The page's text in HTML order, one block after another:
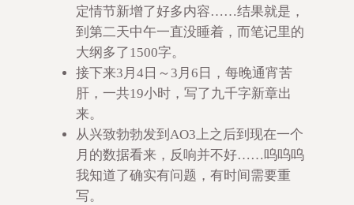
定情节新增了好多内容……结果就是，
到第二天中午一直没睡着，而笔记里的
大纲多了1500字。
接下来3月4日～3月6日，每晚通宵苦
肝，一共19小时，写了九千字新章出
来。
从兴致勃勃发到AO3上之后到现在一个
月的数据看来，反响并不好……呜呜呜
我知道了确实有问题，有时间需要重
写。